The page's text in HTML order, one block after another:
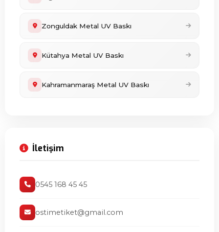
Zonguldak Metal UV Baskı
Kütahya Metal UV Baskı
Kahramanmaraş Metal UV Baskı
İletişim
0545 168 45 45
ostimetiket@gmail.com